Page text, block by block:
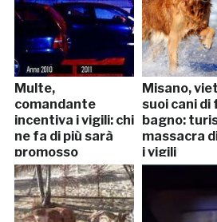
Multe,
comandante
incentiva i vigili: chi
ne fa di più sarà
promosso
Misano,
suoi cani di
bagno:
massacra
i vigili